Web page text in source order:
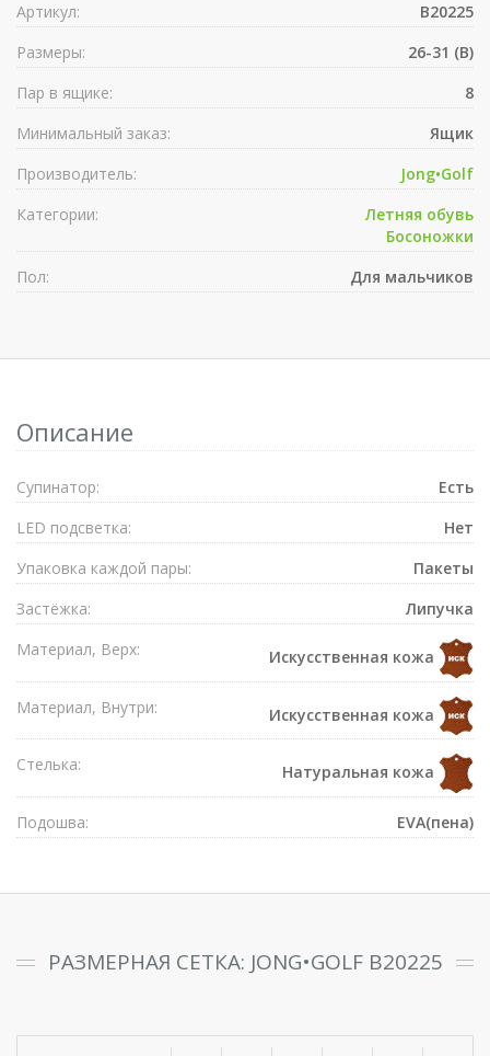
Артикул:
B20225
Размеры:
26-31 (B)
Пар в ящике:
8
Минимальный заказ:
Ящик
Производитель:
Jong•Golf
Категории:
Летняя обувь
Босоножки
Пол:
Для мальчиков
Описание
Супинатор:
Есть
LED подсветка:
Нет
Упаковка каждой пары:
Пакеты
Застёжка:
Липучка
Материал, Верх:
Искусственная кожа
Материал, Внутри: Искусственная кожа
Стелька: Натуральная кожа
Подошва: EVA(пена)
РАЗМЕРНАЯ СЕТКА: JONG•GOLF B20225